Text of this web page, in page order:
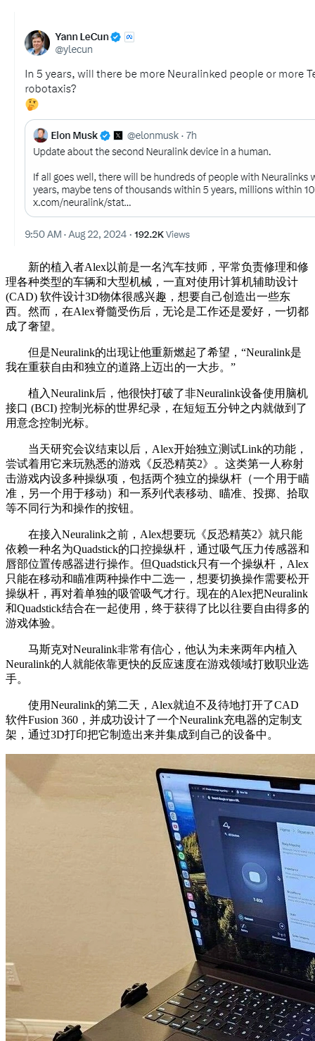
新的植入者Alex以前是一名汽车技师，平常负责修理和修
理各种类型的车辆和大型机械，一直对使用计算机辅助设计
(CAD) 软件设计3D物体很感兴趣，想要自己创造出一些东
西。然而，在Alex脊髓受伤后，无论是工作还是爱好，一切都
成了奢望。
但是Neuralink的出现让他重新燃起了希望，“Neuralink是
我在重获自由和独立的道路上迈出的一大步。”
植入Neuralink后，他很快打破了非Neuralink设备使用脑机
接口 (BCI) 控制光标的世界纪录，在短短五分钟之内就做到了
用意念控制光标。
当天研究会议结束以后，Alex开始独立测试Link的功能，
尝试着用它来玩熟悉的游戏《反恐精英2》。这类第一人称射
击游戏内设多种操纵项，包括两个独立的操纵杆（一个用于瞄
准，另一个用于移动）和一系列代表移动、瞄准、投掷、拾取
等不同行为和操作的按钮。
在接入Neuralink之前，Alex想要玩《反恐精英2》就只能
依赖一种名为Quadstick的口控操纵杆，通过吸气压力传感器和
唇部位置传感器进行操作。但Quadstick只有一个操纵杆，Alex
只能在移动和瞄准两种操作中二选一，想要切换操作需要松开
操纵杆，再对着单独的吸管吸气才行。现在的Alex把Neuralink
和Quadstick结合在一起使用，终于获得了比以往要自由得多的
游戏体验。
马斯克对Neuralink非常有信心，他认为未来两年内植入
Neuralink的人就能依靠更快的反应速度在游戏领域打败职业选
手。
使用Neuralink的第二天，Alex就迫不及待地打开了CAD
软件Fusion 360，并成功设计了一个Neuralink充电器的定制支
架，通过3D打印把它制造出来并集成到自己的设备中。